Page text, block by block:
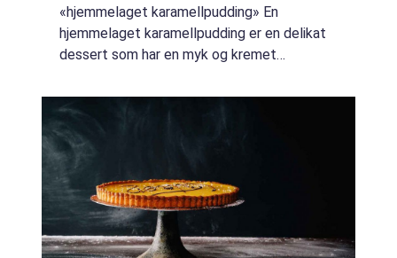
«hjemmelaget karamellpudding» En
hjemmelaget karamellpudding er en delikat
dessert som har en myk og kremet
smaken av karamell. Denne populære
puddingvariante...